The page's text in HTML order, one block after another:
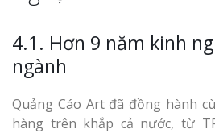
4.1. Hơn 9 năm kinh
ngành
Quảng Cáo Art đã đồng hành
hàng trên khắp cả nước, từ